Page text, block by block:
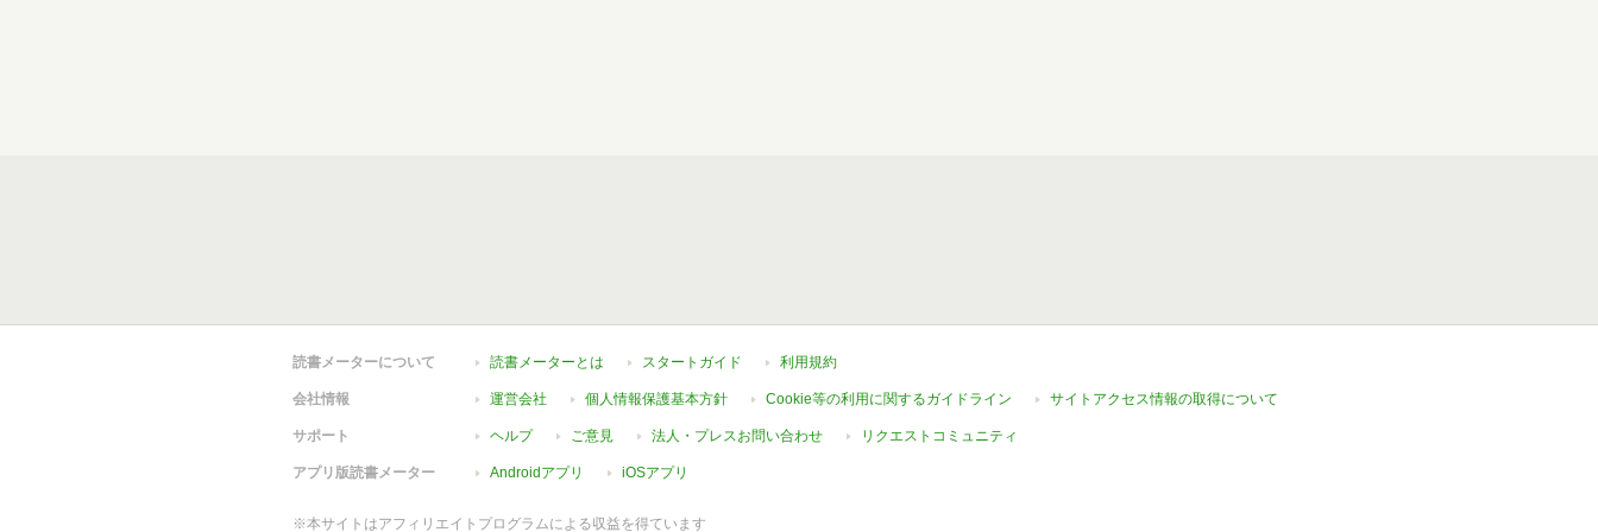
読書メーターについて 読書メーターとは スタートガイド 利用規約
会社情報 運営会社 個人情報保護基本方針 Cookie等の利用に関するガイドライン サイトアクセス情報の取得について
サポート ヘルプ ご意見 法人・プレスお問い合わせ リクエストコミュニティ
アプリ版読書メーター Androidアプリ iOSアプリ
※本サイトはアフィリエイトプログラムによる収益を得ています